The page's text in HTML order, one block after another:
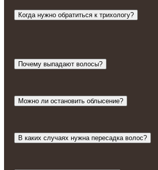
Когда нужно обратиться к трихологу?
Почему выпадают волосы?
Можно ли остановить облысение?
В каких случаях нужна пересадка волос?